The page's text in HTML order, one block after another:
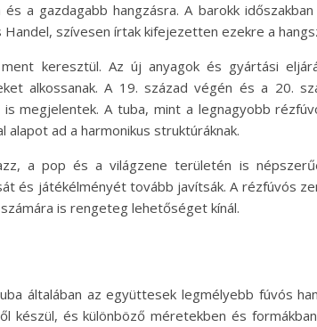
a gazdagabb hangzásra. A barokk
szívesen írtak kifejezetten ezekre a
keresztül. Az új anyagok és gyártási
alkossanak. A 19. század végén és a 20.
megjelentek. A tuba, mint a legnagyobb
ad a harmonikus struktúráknak.
a pop és a világzene területén is
és játékélményét tovább javítsák. A rézfúvós
is rengeteg lehetőséget kínál.
általában az együttesek legmélyebb fúvós
és különböző méretekben és